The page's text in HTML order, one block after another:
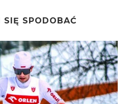
SIĘ SPODOBAĆ